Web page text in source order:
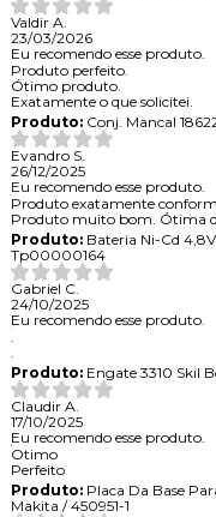
Valdir A.
23/03/2026
Eu recomendo esse produto.
Produto perfeito.
Ótimo produto.
Exatamente o que solicitei.
Produto:Conj. Mancal
Evandro S.
26/12/2025
Eu recomendo esse produto.
Produto exatamente
Produto muito bom. Ótima
Produto:Bateria Ni-Cd
Tp00000164
Gabriel C.
24/10/2025
Eu recomendo esse produto.
.
.
Produto:Engate 3310 Skil
Claudir A.
17/10/2025
Eu recomendo esse produto.
Otimo
Perfeito
Produto:Placa Da Base
Makita / 450951-1